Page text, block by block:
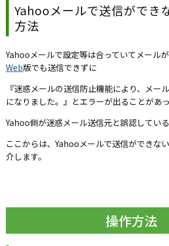
Yahooメールで送信ができ
方法
Yahooメールで設定等は合っていてメールが
Web版でも送信できずに
『迷惑メールの送信防止機能により、メー
になりました。』とエラーが出ることがあっ
Yahoo側が迷惑メール送信元と誤認している
ここからは、Yahooメールで送信ができな
介します。
操作方法